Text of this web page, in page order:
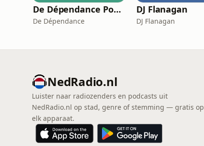
De Dépendance Podcast
De Dépendance
DJ Flanagan
DJ Flanagan
NedRadio.nl
Luister naar radiozenders en podcasts uit
NedRadio.nl op stad, genre of stemming — gratis op
elk apparaat.